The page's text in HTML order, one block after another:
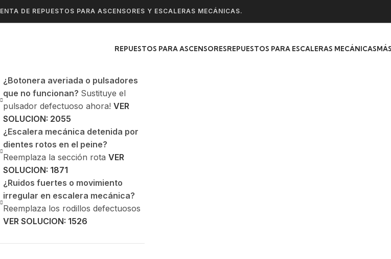
DE REPUESTOS PARA ASCENSORES Y ESCALERAS MECÁNICAS.
REPUESTOS PARA ASCENSORESREPUESTOS PARA ESCALERAS MECÁNICAS
¿Botonera averiada o pulsadores
que no funcionan? Sustituye el
pulsador defectuoso ahora! VER
SOLUCION: 2055
¿Escalera mecánica detenida por
dientes rotos en el peine?
Reemplaza la sección rota VER
SOLUCION: 1871
¿Ruidos fuertes o movimiento
irregular en escalera mecánica?
Reemplaza los rodillos defectuosos
VER SOLUCION: 1526